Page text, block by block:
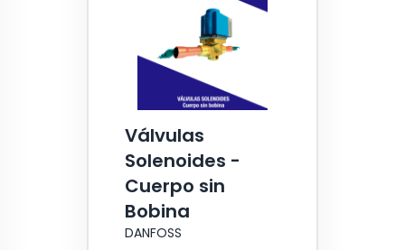
Válvulas
Solenoides -
Cuerpo sin
Bobina
DANFOSS